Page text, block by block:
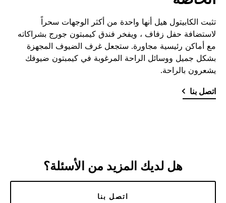
تثبت الكابيتول هيل أنها واحدة من أكثر الوجهات سحراً
لاستضافة حفل زفاف ، ويفخر فندق كيمبتون جورج بشراكاته
مع أماكن رئيسية مجاورة. ستجعل غرف الضيوف المجهزة
بشكل جميل ووسائل الراحة المرغوبة في كيمبتون ضيوفك
يشعرون بالراحة.
اتصل بنا
هل لديك المزيد من الأسئلة؟
اتصل بنا